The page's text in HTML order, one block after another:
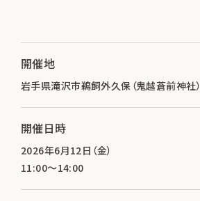
開催地
岩手県滝沢市鵜飼外久保（鬼越蒼前神社）
開催日時
2026年6月12日（金）
11:00～14:00